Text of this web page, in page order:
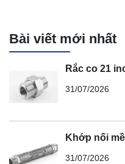
Bài viết mới nhất
Rắc co 21
31/07/2026
Khớp nối
31/07/2026